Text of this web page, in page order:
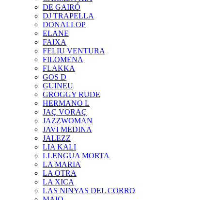
DE GAIRÓ
DJ TRAPELLA
DONALLOP
ELANE
FAIXA
FELIU VENTURA
FILOMENA
FLAKKA
GOS D
GUINEU
GROGGY RUDE
HERMANO L
JAÇ VORAÇ
JAZZWOMAN
JAVI MEDINA
JALEZZ
LIA KALI
LLENGUA MORTA
LA MARIA
LA OTRA
LA XICA
LAS NINYAS DEL CORRO